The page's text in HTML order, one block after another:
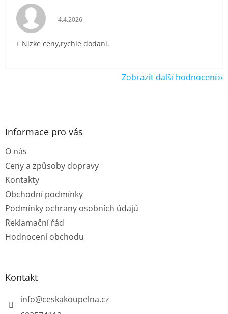
Hodnocení obchodu je 5 z 5 hvězdiček.
4.4.2026
+ Nizke ceny,rychle dodani.
Zobrazit další hodnocení
Z
Informace pro vás
O nás
Ceny a způsoby dopravy
Kontakty
Obchodní podmínky
Podmínky ochrany osobních údajů
Reklamační řád
Hodnocení obchodu
Kontakt
info@ceskakoupelna.cz